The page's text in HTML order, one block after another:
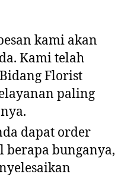
kami akan
Kami telah
Florist
paling
dapat order
bunganya,